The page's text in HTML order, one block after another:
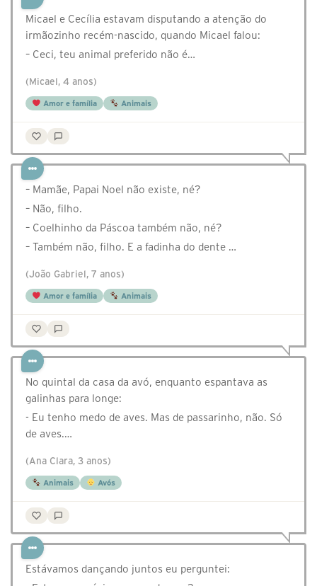
Micael e Cecília estavam disputando a atenção do
irmãozinho recém-nascido, quando Micael falou:
– Ceci, teu animal preferido não é…
(Micael, 4 anos)
Amor e família Animais
– Mamãe, Papai Noel não existe, né?
– Não, filho.
– Coelhinho da Páscoa também não, né?
– Também não, filho. E a fadinha do dente …
(João Gabriel, 7 anos)
Amor e família Animais
No quintal da casa da avó, enquanto espantava as
galinhas para longe:
- Eu tenho medo de aves. Mas de passarinho, não. Só
de aves.…
(Ana Clara, 3 anos)
Animais Avós
Estávamos dançando juntos eu perguntei: